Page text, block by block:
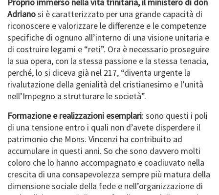
Proprio immerso nella vita trinitaria, il ministero di don
Adrianosi è caratterizzato per una grande capacità di
riconoscere e valorizzare le differenze e le competenze
specifiche di ognuno all’interno di una visione unitaria e
di costruire legami e “reti”. Ora è necessario proseguire
la sua opera, con la stessa passione e la stessa tenacia,
perché, lo si diceva già nel 217, “diventa urgente la
rivalutazione della genialità del cristianesimo e l’unità
nell’Impegno a strutturare le società”.
Formazione e realizzazioni esemplari: sono questi i poli
di una tensione entro i quali non d’avete disperdere il
patrimonio che Mons. Vincenzi ha contribuito ad
accumulare in questi anni. So che sono davvero molti
coloro che lo hanno accompagnato e coadiuvato nella
crescita di una consapevolezza sempre più matura della
dimensione sociale della fede e nell’organizzazione di